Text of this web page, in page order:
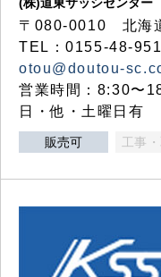
〒080-0010 北海
TEL：0155-48-
otou@doutou-
営業時間：8:30〜
日・他・土曜日有
販売可 工事